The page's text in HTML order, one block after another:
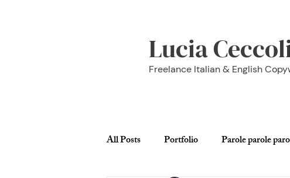
Lucia
Freelance Italian & English
All Posts Portfolio Parole parole